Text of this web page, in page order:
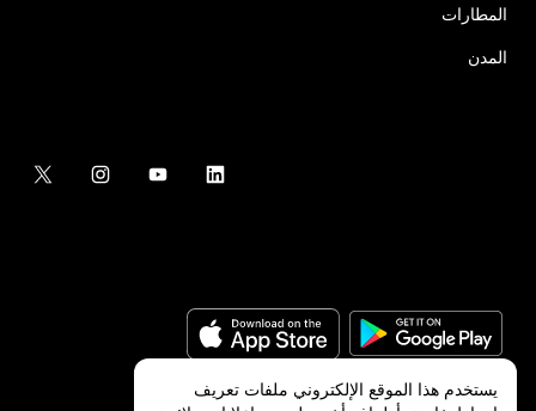
المطارات
المدن
يستخدم هذا الموقع الإلكتروني ملفات تعريف